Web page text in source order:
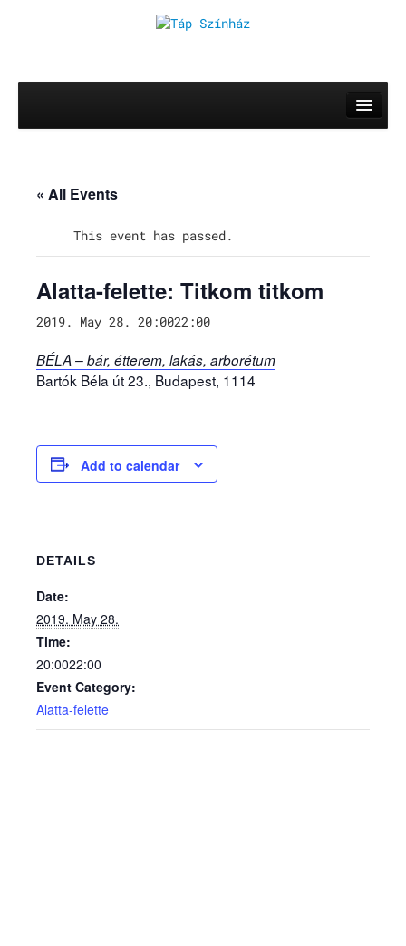
Szerb Antal: Utas és holdvilág
Rókonok
It’s a match
Bíró Zsombor Aurél: Mit csináljak, hogy jobban
Vajon mi marad, ha leesik a hó?
Jennifer Haley: A Menedék
Kapcsolat
TÁP Alapítvány
« All Events
This event has passed.
Alatta-felette: Titkom titkom
2019. May 28. 20:0022:00
BÉLA – bár, étterem, lakás, arborétum
Bartók Béla út 23., Budapest, 1114
Add to calendar
DETAILS
Date:
2019. May 28.
Time:
20:0022:00
Event Category:
Alatta-felette